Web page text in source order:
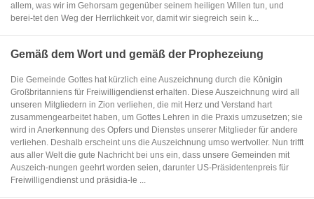
allem, was wir im Gehorsam gegenüber seinem heiligen Willen tun, und
berei-tet den Weg der Herrlichkeit vor, damit wir siegreich sein k...
Gemäß dem Wort und gemäß der Prophezeiung
Die Gemeinde Gottes hat kürzlich eine Auszeichnung durch die Königin
Großbritanniens für Freiwilligendienst erhalten. Diese Auszeichnung wird all
unseren Mitgliedern in Zion verliehen, die mit Herz und Verstand hart
zusammengearbeitet haben, um Gottes Lehren in die Praxis umzusetzen; sie
wird in Anerkennung des Opfers und Dienstes unserer Mitglieder für andere
verliehen. Deshalb erscheint uns die Auszeichnung umso wertvoller. Nun trifft
aus aller Welt die gute Nachricht bei uns ein, dass unsere Gemeinden mit
Auszeich-nungen geehrt worden seien, darunter US-Präsidentenpreis für
Freiwilligendienst und präsidia-le ...